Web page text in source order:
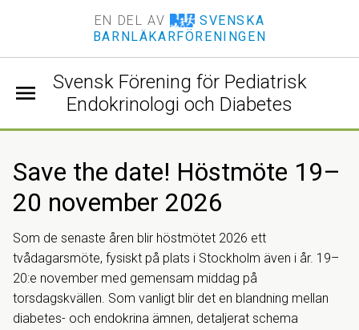
EN DEL AV
SVENSKA
BARNLÄKARFÖRENINGEN
Svensk Förening för Pediatrisk
Endokrinologi och Diabetes
menu
Save the date! Höstmöte 19–
20 november 2026
Som de senaste åren blir höstmötet 2026 ett
tvådagarsmöte, fysiskt på plats i Stockholm även i år. 19–
20:e november med gemensam middag på
torsdagskvällen. Som vanligt blir det en blandning mellan
diabetes- och endokrina ämnen, detaljerat schema